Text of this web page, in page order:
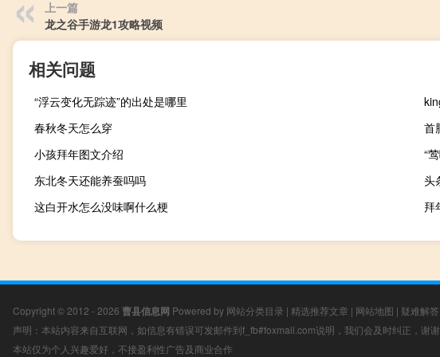
上一篇
龙之谷手游龙1攻略视频
相关问题
“浮云变化无踪迹”的出处是哪里
春秋冬天怎么穿
首
小孩拜年图文介绍
“
东北冬天还能养蚕吗吗
头
这白开水怎么没味啊什么梗
拜
Copyright © 2012 - 2026 曹县信息网 Powered by 网站分类目录 | 精选推荐文章 | 网站地图 | 疑难解答
声明：本站内容来自互联网，如信息有错误可发邮件到f_fb#foxmail.com说明，我们会及时纠正，谢谢
本站仅为个人兴趣爱好，不接盈利性广告及商业合作